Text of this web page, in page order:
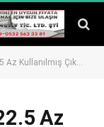
Çıkma Lastikler
Az